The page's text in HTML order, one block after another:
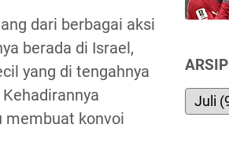
dari berbagai aksi
berada di Israel,
yang di tengahnya
membuat konvoi
ARSIP